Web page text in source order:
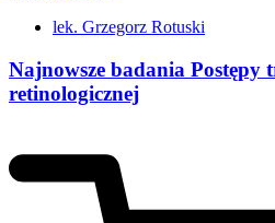
lek. Grzegorz Rotuski
Najnowsze badania Postępy
retinologicznej